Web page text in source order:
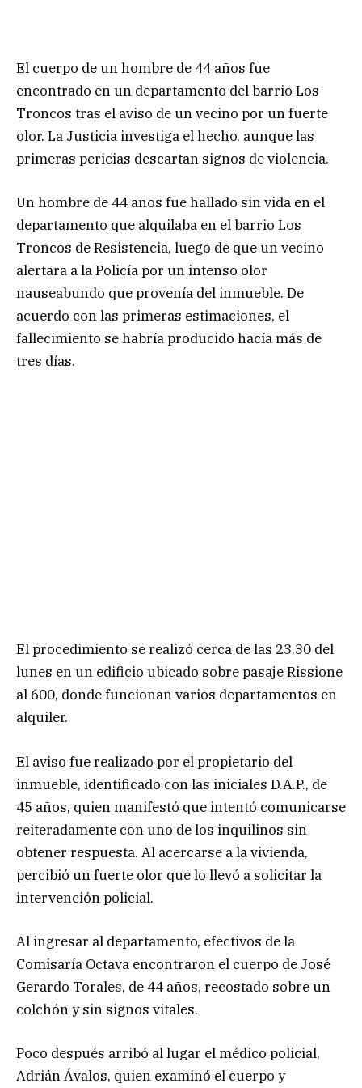
El cuerpo de un hombre de 44 años fue
encontrado en un departamento del barrio Los
Troncos tras el aviso de un vecino por un fuerte
olor. La Justicia investiga el hecho, aunque las
primeras pericias descartan signos de violencia.
Un hombre de 44 años fue hallado sin vida en el
departamento que alquilaba en el barrio Los
Troncos de Resistencia, luego de que un vecino
alertara a la Policía por un intenso olor
nauseabundo que provenía del inmueble. De
acuerdo con las primeras estimaciones, el
fallecimiento se habría producido hacía más de
tres días.
El procedimiento se realizó cerca de las 23.30 del
lunes en un edificio ubicado sobre pasaje Rissione
al 600, donde funcionan varios departamentos en
alquiler.
El aviso fue realizado por el propietario del
inmueble, identificado con las iniciales D.A.P., de
45 años, quien manifestó que intentó comunicarse
reiteradamente con uno de los inquilinos sin
obtener respuesta. Al acercarse a la vivienda,
percibió un fuerte olor que lo llevó a solicitar la
intervención policial.
Al ingresar al departamento, efectivos de la
Comisaría Octava encontraron el cuerpo de José
Gerardo Torales, de 44 años, recostado sobre un
colchón y sin signos vitales.
Poco después arribó al lugar el médico policial,
Adrián Ávalos, quien examinó el cuerpo y